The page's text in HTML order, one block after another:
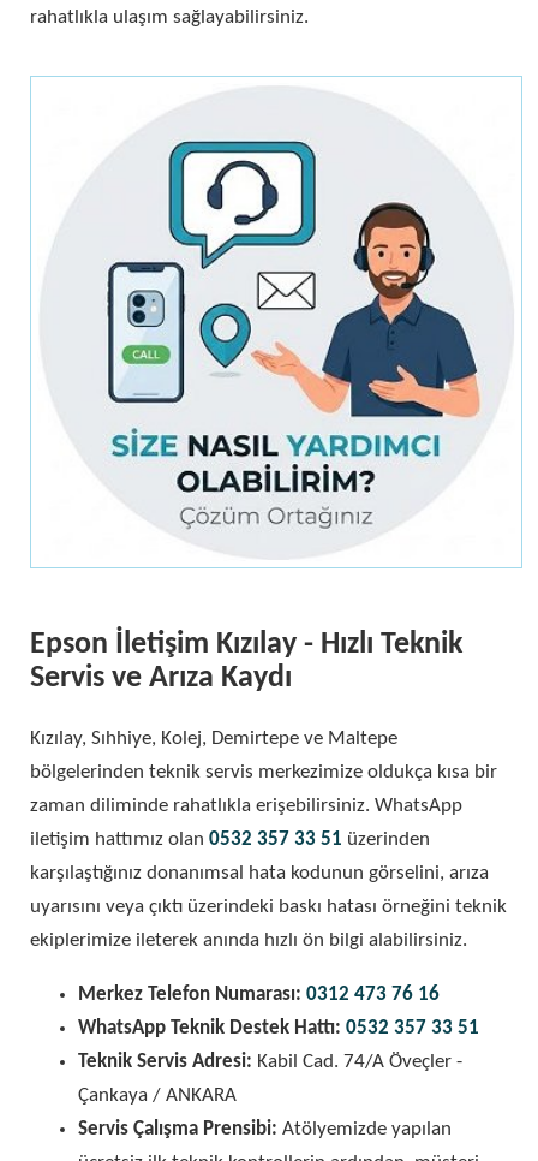
rahatlıkla ulaşım sağlayabilirsiniz.
Epson İletişim Kızılay - Hızlı Teknik
Servis ve Arıza Kaydı
Kızılay, Sıhhiye, Kolej, Demirtepe ve Maltepe
bölgelerinden teknik servis merkezimize oldukça kısa bir
zaman diliminde rahatlıkla erişebilirsiniz. WhatsApp
iletişim hattımız olan 0532 357 33 51 üzerinden
karşılaştığınız donanımsal hata kodunun görselini, arıza
uyarısını veya çıktı üzerindeki baskı hatası örneğini teknik
ekiplerimize ileterek anında hızlı ön bilgi alabilirsiniz.
Merkez Telefon Numarası: 0312 473 76 16
WhatsApp Teknik Destek Hattı: 0532 357 33 51
Teknik Servis Adresi: Kabil Cad. 74/A Öveçler -
Çankaya / ANKARA
Servis Çalışma Prensibi: Atölyemizde yapılan